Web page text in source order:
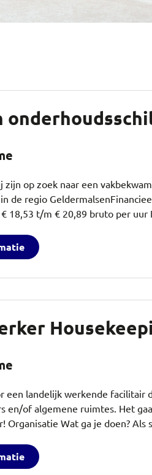
zijn op zoek naar een
de regio
18,53 t/m € 20,89 bruto per uur
een landelijk werkende facilitair
en/of algemene ruimtes. Het
Organisatie Wat ga je doen? Als